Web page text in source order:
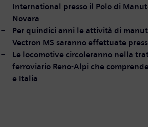
International presso il Polo di
Novara
Per quindici anni le attività di
Vectron MS saranno effettuate
Le locomotive circoleranno nella
ferroviario Reno-Alpi che
e Italia